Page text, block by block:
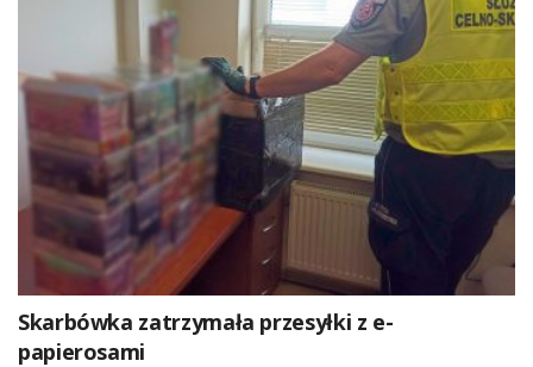
Skarbówka zatrzymała przesyłki z e-
papierosami